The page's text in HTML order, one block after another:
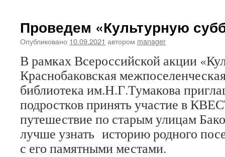
Проведем «Культурную
Опубликовано 10.09.2021 автором manager
В рамках Всероссийской акции
Краснобаковская
библиотека им.Н.Г.Тумакова
подростков принять участие в
путешествие по старым улицам
лучше узнать историю родного
с его памятными местами.